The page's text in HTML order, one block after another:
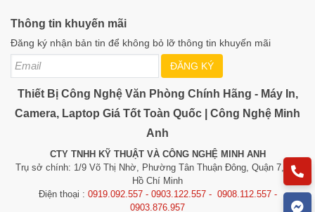
Thông tin khuyến mãi
Đăng ký nhận bản tin để không bỏ lỡ thông tin khuyến mãi
ĐĂNG KÝ
Thiết Bị Công Nghệ Văn Phòng Chính Hãng - Máy In,
Camera, Laptop Giá Tốt Toàn Quốc | Công Nghệ Minh
Anh
CTY TNHH KỸ THUẬT VÀ CÔNG NGHỆ MINH ANH
Trụ sở chính: 1/9 Võ Thị Nhờ, Phường Tân Thuận Đông, Quận 7, TP.
Hồ Chí Minh
Điện thoại : 0919.092.557 - 0903.122.557 - 0908.112.557 -
0903.876.957